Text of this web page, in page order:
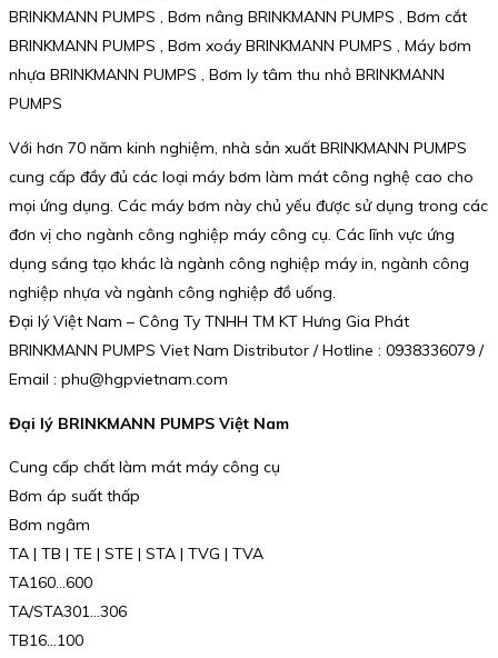
BRINKMANN PUMPS , Bơm nâng BRINKMANN PUMPS , Bơm cắt
BRINKMANN PUMPS , Bơm xoáy BRINKMANN PUMPS , Máy bơm
nhựa BRINKMANN PUMPS , Bơm ly tâm thu nhỏ BRINKMANN
PUMPS
Với hơn 70 năm kinh nghiệm, nhà sản xuất BRINKMANN PUMPS
cung cấp đầy đủ các loại máy bơm làm mát công nghệ cao cho
mọi ứng dụng. Các máy bơm này chủ yếu được sử dụng trong các
đơn vị cho ngành công nghiệp máy công cụ. Các lĩnh vực ứng
dụng sáng tạo khác là ngành công nghiệp máy in, ngành công
nghiệp nhựa và ngành công nghiệp đồ uống.
Đại lý Việt Nam – Công Ty TNHH TM KT Hưng Gia Phát
BRINKMANN PUMPS Viet Nam Distributor / Hotline : 0938336079 /
Email : phu@hgpvietnam.com
Đại lý BRINKMANN PUMPS Việt Nam
Cung cấp chất làm mát máy công cụ
Bơm áp suất thấp
Bơm ngâm
TA | TB | TE | STE | STA | TVG | TVA
TA160…600
TA/STA301…306
TB16…100